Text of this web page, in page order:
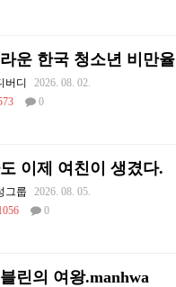
운 한국 청소년 비만율
버디
2026. 08. 02.
0
이제 여친이 생겼다.
그룹
2026. 08. 05.
0
린의 여왕.manhwa